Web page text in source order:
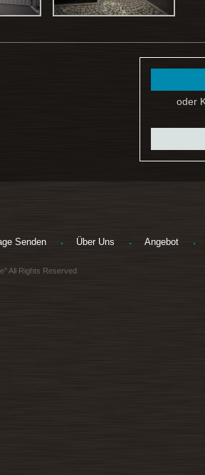
oder
Senden Über Uns Angebot
All Rights Reserved